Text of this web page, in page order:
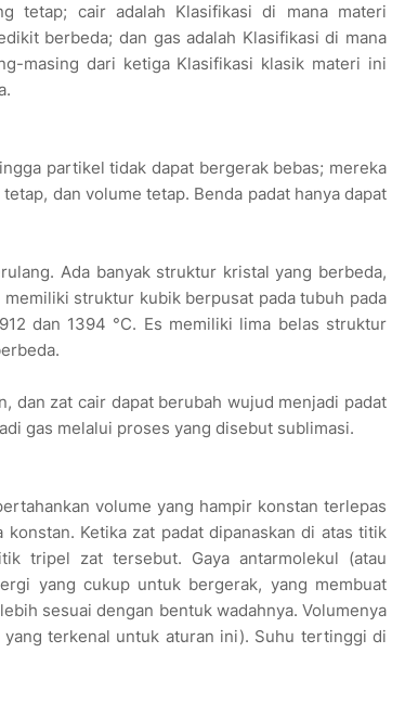
tetap; cair adalah Klasifikasi di mana materi
berbeda; dan gas adalah Klasifikasi di mana
masing dari ketiga Klasifikasi klasik materi ini
partikel tidak dapat bergerak bebas; mereka
dan volume tetap. Benda padat hanya dapat
Ada banyak struktur kristal yang berbeda,
struktur kubik berpusat pada tubuh pada
dan 1394 °C. Es memiliki lima belas struktur
dan zat cair dapat berubah wujud menjadi padat
gas melalui proses yang disebut sublimasi.
volume yang hampir konstan terlepas
Ketika zat padat dipanaskan di atas titik
tripel zat tersebut. Gaya antarmolekul (atau
yang cukup untuk bergerak, yang membuat
sesuai dengan bentuk wadahnya. Volumenya
terkenal untuk aturan ini). Suhu tertinggi di